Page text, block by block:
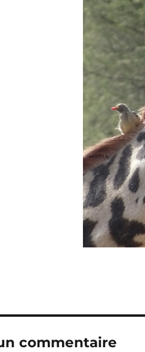
commentaire